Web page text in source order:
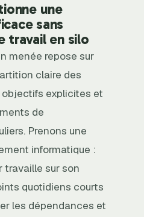
une
sans
travail en silo
menée repose sur
claire des
explicites et
de
Prenons une
informatique :
travaille sur son
quotidiens courts
les dépendances et